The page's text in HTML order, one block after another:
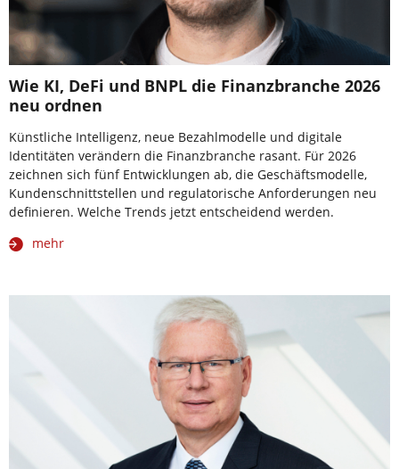
Wie KI, DeFi und BNPL die Finanzbranche 2026
neu ordnen
Künstliche Intelligenz, neue Bezahlmodelle und digitale
Identitäten verändern die Finanzbranche rasant. Für 2026
zeichnen sich fünf Entwicklungen ab, die Geschäftsmodelle,
Kundenschnittstellen und regulatorische Anforderungen neu
definieren. Welche Trends jetzt entscheidend werden.
mehr